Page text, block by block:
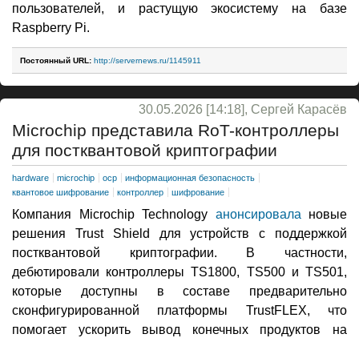
пользователей, и растущую экосистему на базе
Raspberry Pi.
Постоянный URL: http://servernews.ru/1145911
30.05.2026 [14:18], Сергей Карасёв
Microchip представила RoT-контроллеры
для постквантовой криптографии
hardware microchip ocp
информационная безопасность
квантовое шифрование
контроллер шифрование
Компания Microchip Technology анонсировала новые
решения Trust Shield для устройств с поддержкой
постквантовой криптографии. В частности,
дебютировали контроллеры TS1800, TS500 и TS501,
которые доступны в составе предварительно
сконфигурированной платформы TrustFLEX, что
помогает ускорить вывод конечных продуктов на